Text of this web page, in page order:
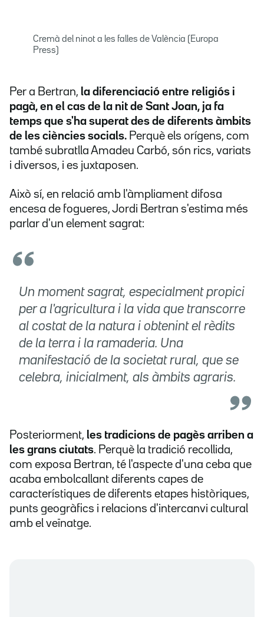
Cremà del ninot a les falles de València (Europa
Press)
Per a Bertran, la diferenciació entre religiós i
pagà, en el cas de la nit de Sant Joan, ja fa
temps que s'ha superat des de diferents àmbits
de les ciències socials. Perquè els orígens, com
també subratlla Amadeu Carbó, són rics, variats
i diversos, i es juxtaposen.
Això sí, en relació amb l'àmpliament difosa
encesa de fogueres, Jordi Bertran s'estima més
parlar d'un element sagrat:
Un moment sagrat, especialment propici
per a l'agricultura i la vida que transcorre
al costat de la natura i obtenint el rèdits
de la terra i la ramaderia. Una
manifestació de la societat rural, que se
celebra, inicialment, als àmbits agraris.
Posteriorment, les tradicions de pagès arriben a
les grans ciutats. Perquè la tradició recollida,
com exposa Bertran, té l'aspecte d'una ceba que
acaba embolcallant diferents capes de
característiques de diferents etapes històriques,
punts geogràfics i relacions d'intercanvi cultural
amb el veïnatge.